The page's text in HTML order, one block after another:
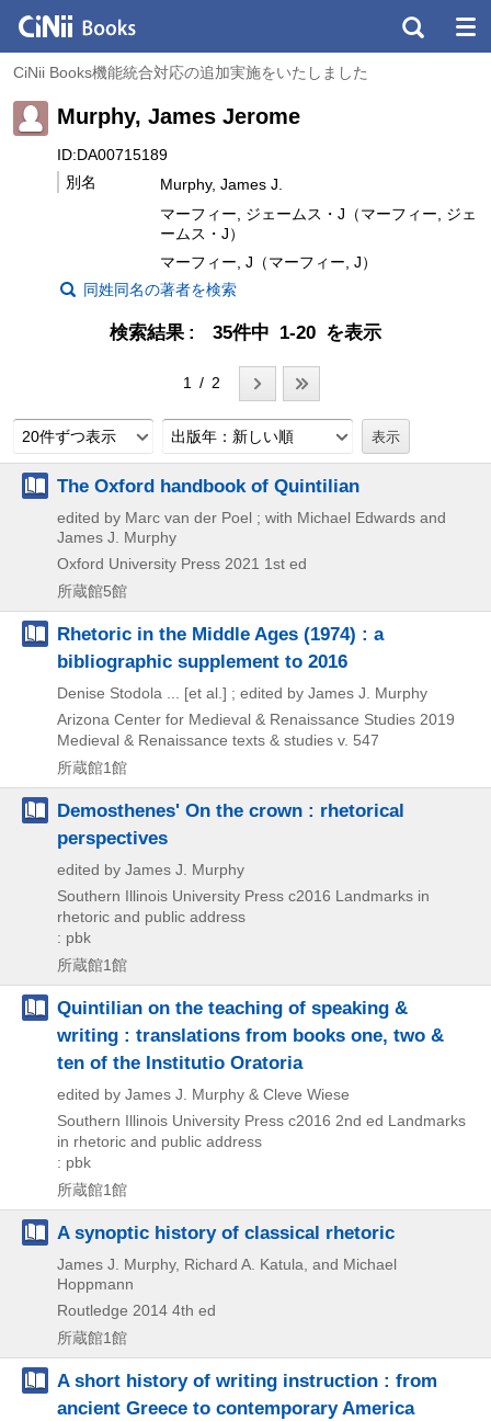
CiNii Books機能統合対応の追加実施をいたしました
Murphy, James Jerome
ID:DA00715189
別名
Murphy, James J.
マーフィー, ジェームス・J（マーフィー, ジェ
ームス・J）
マーフィー, J（マーフィー, J）
同姓同名の著者を検索
検索結果 35件中 1-20 を表示
1 / 2
20件ずつ表示 出版年：新しい順
The Oxford handbook of Quintilian
edited by Marc van der Poel ; with Michael Edwards and
James J. Murphy
Oxford University Press 2021 1st ed
所蔵館5館
Rhetoric in the Middle Ages (1974) : a
bibliographic supplement to 2016
Denise Stodola ... [et al.] ; edited by James J. Murphy
Arizona Center for Medieval & Renaissance Studies 2019
Medieval & Renaissance texts & studies v. 547
所蔵館1館
Demosthenes' On the crown : rhetorical
perspectives
edited by James J. Murphy
Southern Illinois University Press c2016 Landmarks in
rhetoric and public address
: pbk
所蔵館1館
Quintilian on the teaching of speaking &
writing : translations from books one, two &
ten of the Institutio Oratoria
edited by James J. Murphy & Cleve Wiese
Southern Illinois University Press c2016 2nd ed Landmarks
in rhetoric and public address
: pbk
所蔵館1館
A synoptic history of classical rhetoric
James J. Murphy, Richard A. Katula, and Michael
Hoppmann
Routledge 2014 4th ed
所蔵館1館
A short history of writing instruction : from
ancient Greece to contemporary America